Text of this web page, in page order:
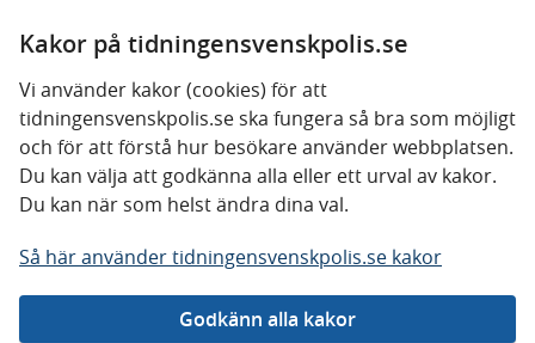
Kakor på tidningensvenskpolis.se
Vi använder kakor (cookies) för att
tidningensvenskpolis.se ska fungera så bra som möjligt
och för att förstå hur besökare använder webbplatsen.
Du kan välja att godkänna alla eller ett urval av kakor.
Du kan när som helst ändra dina val.
Så här använder tidningensvenskpolis.se kakor